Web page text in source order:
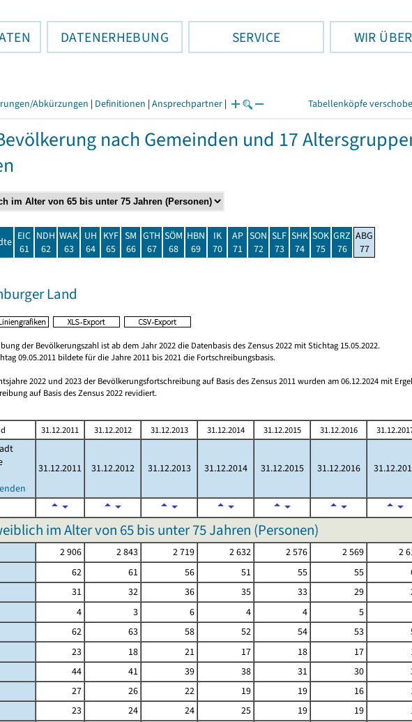
DATENERHEBUNG SERVICE WIR
Abkürzungen | Definitionen | Ansprechpartner | Tabellenköpfe
nach Gemeinden und 17
EIC
61
NDH
62
WAK
63
UH
64
KYF
65
SM
66
GTH
67
SÖM
68
HBN
69
IK
70
AP
71
SON
72
SLF
73
SHK
74
SOK
75
GRZ
76
ABG
77
Land
der Bevölkerungszahl ist ab dem Jahr 2022 die Datenbasis des Zensus 2022 mit Stichtag 15.05.2022.
09.05.2011 bildete für die Jahre 2011 bis 2021 die Fortschreibungsbasis.
2022 und 2023 der Bevölkerungsfortschreibung auf Basis des Zensus 2011 wurden am 06.12.2024 mit
auf Basis des Zensus 2022 revidiert.
31.12.2011 31.12.2012 31.12.2013 31.12.2014 31.12.2015 31.12.2016
31.12.2011 31.12.2012 31.12.2013 31.12.2014 31.12.2015 31.12.2016
im Alter von 65 bis unter 75 Jahren (Personen)
2 906 2 843 2 719 2 632 2 576 2 569 2
62 61 56 51 55 55
31 32 36 35 33 29
4 3 6 4 4 5
62 63 58 52 54 53
23 18 21 17 18 17
44 41 39 38 31 30
27 26 22 19 19 16
23 24 24 25 19 19